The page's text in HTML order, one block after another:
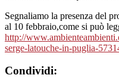
Segnaliamo la presenza del
al 10 febbraio,come si può
http://
serge-latouche-in-puglia-
Condividi: